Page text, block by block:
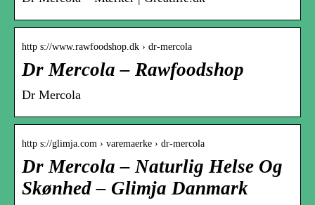
http s://www.rawfoodshop.dk › dr-mercola
Dr Mercola – Rawfoodshop
Dr Mercola
http s://glimja.com › varemaerke › dr-mercola
Dr Mercola – Naturlig Helse Og
Skønhed – Glimja Danmark